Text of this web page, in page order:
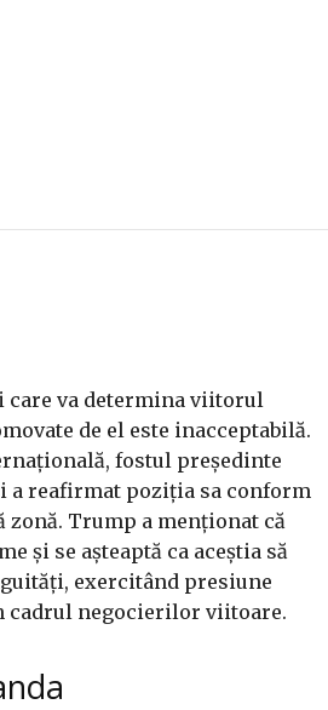
va determina viitorul
de el este inacceptabilă.
fostul președinte
a reafirmat poziția sa conform
zonă. Trump a menționat că
și se așteaptă ca aceștia să
exercitând presiune
cadrul negocierilor viitoare.